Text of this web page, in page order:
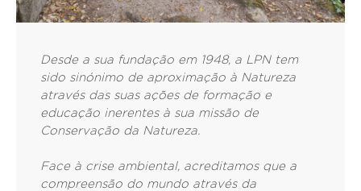
Desde a sua fundação em 1948, a LPN tem
sido sinónimo de aproximação à Natureza
através das suas ações de formação e
educação inerentes à sua missão de
Conservação da Natureza.
Face à crise ambiental, acreditamos que a
compreensão do mundo através da